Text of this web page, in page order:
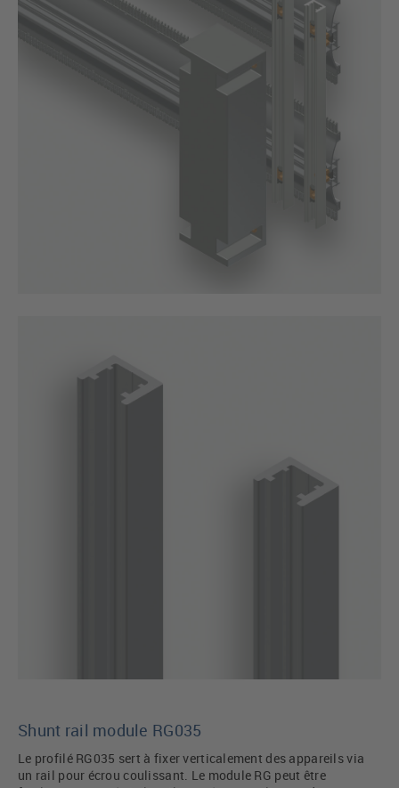
Shunt rail module RG035
Le profilé RG035 sert à fixer verticalement des appareils via
un rail pour écrou coulissant. Le module RG peut être